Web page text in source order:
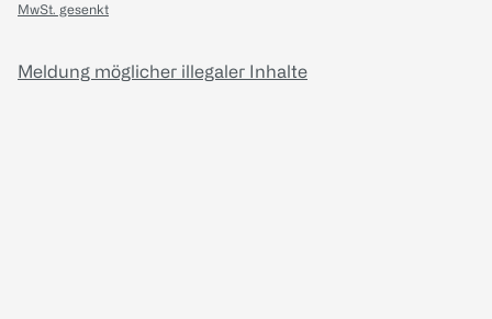
MwSt. gesenkt
Meldung möglicher illegaler Inhalte